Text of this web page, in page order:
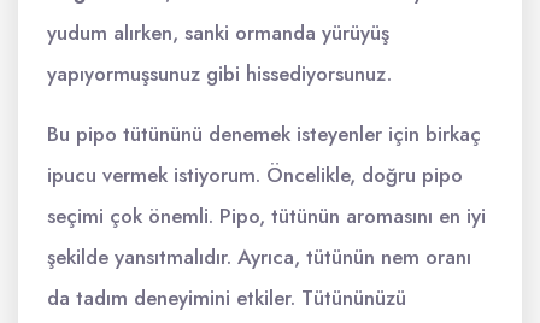
yudum alırken, sanki ormanda yürüyüş
yapıyormuşsunuz gibi hissediyorsunuz.
Bu pipo tütününü denemek isteyenler için birkaç
ipucu vermek istiyorum. Öncelikle, doğru pipo
seçimi çok önemli. Pipo, tütünün aromasını en iyi
şekilde yansıtmalıdır. Ayrıca, tütünün nem oranı
da tadım deneyimini etkiler. Tütününüzü